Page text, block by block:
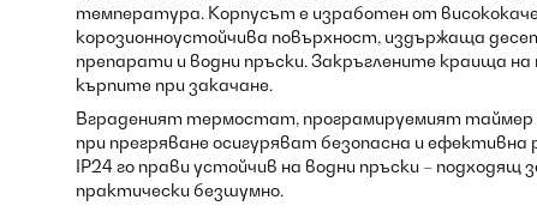
температура. Корпусът е изработен от
корозионноустойчива повърхност, издържаща
препарати и водни пръски. Закръглените краища
кърпите при закачане.
Вграденият термостат, програмируемият
при прегряване осигуряват безопасна и
IP24 го прави устойчив на водни пръски – подходящ
практически безшумно.